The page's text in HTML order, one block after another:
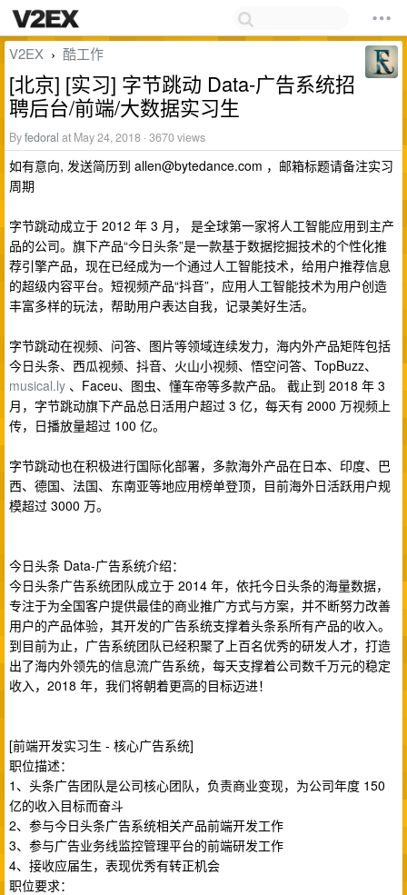
V2EX › 酷工作
[北京] [实习] 字节跳动 Data-广告系统招
聘后台/前端/大数据实习生
Byfedoral at May 24, 2018 · 3670 views
如有意向, 发送简历到 allen@bytedance.com ，邮箱标题请备注实习
周期
字节跳动成立于 2012 年 3 月， 是全球第一家将人工智能应用到主产
品的公司。旗下产品“今日头条”是一款基于数据挖掘技术的个性化推
荐引擎产品，现在已经成为一个通过人工智能技术，给用户推荐信息
的超级内容平台。​短视频产品“抖音”，应用人工智能技术为用户创造
丰富多样的玩法，帮助用户表达自我，记录美好生活。
字节跳动在视频、问答、图片等领域连续发力，海内外产品矩阵包括
今日头条、西瓜视频、抖音、火山小视频、悟空问答、TopBuzz、
musical.ly 、Faceu、图虫、懂车帝等多款产品。 截止到 2018 年 3
月，字节跳动旗下产品总日活用户超过 3 亿，每天有 2000 万视频上
传，日播放量超过 100 亿。
字节跳动也在积极进行国际化部署，多款海外产品在日本、印度、巴
西、德国、法国、东南亚等地应用榜单登顶，目前海外日活跃用户规
模超过 3000 万。
今日头条 Data-广告系统介绍：
今日头条广告系统团队成立于 2014 年，依托今日头条的海量数据，
专注于为全国客户提供最佳的商业推广方式与方案，并不断努力改善
用户的产品体验，其开发的广告系统支撑着头条系所有产品的收入。
到目前为止，广告系统团队已经积聚了上百名优秀的研发人才，打造
出了海内外领先的信息流广告系统，每天支撑着公司数千万元的稳定
收入，2018 年，我们将朝着更高的目标迈进！
[前端开发实习生 - 核心广告系统]
职位描述：
1、头条广告团队是公司核心团队，负责商业变现，为公司年度 150
亿的收入目标而奋斗
2、参与今日头条广告系统相关产品前端开发工作
3、参与广告业务线监控管理平台的前端研发工作
4、接收应届生，表现优秀有转正机会
职位要求：